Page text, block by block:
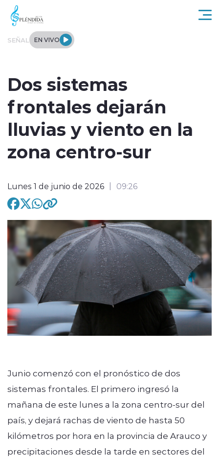
Click acá para ir directamente al contenido
SEÑAL EN VIVO
Tendencias
Internacional
Deportes
modo claro
Dos sistemas
frontales dejarán
lluvias y viento en la
zona centro-sur
Lunes 1 de junio de 2026 09:26
Junio comenzó con el pronóstico de dos
sistemas frontales. El primero ingresó la
mañana de este lunes a la zona centro-sur del
país, y dejará rachas de viento de hasta 50
kilómetros por hora en la provincia de Arauco y
precipitaciones desde la tarde en sectores del